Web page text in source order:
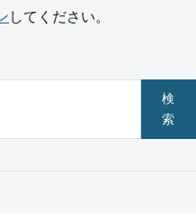
してください。
検
索